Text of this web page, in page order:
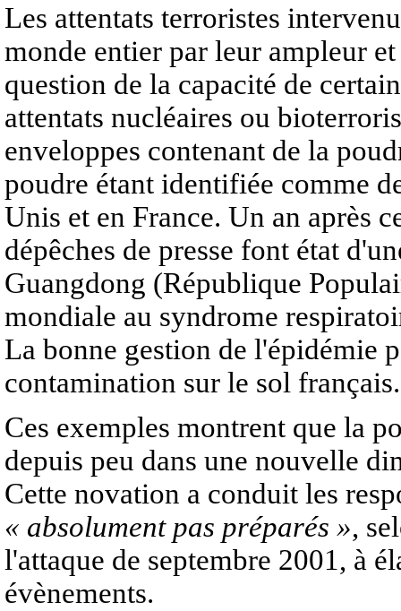
Les attentats terroristes
monde entier par leur ampleur
question de la capacité de
attentats nucléaires ou
enveloppes contenant de la
poudre étant identifiée comme
Unis et en France. Un an après
dépêches de presse font état
Guangdong (République
mondiale au syndrome
La bonne gestion de l'épidémie
contamination sur le sol français.
Ces exemples montrent que la
depuis peu dans une nouvelle
Cette novation a conduit les
« absolument pas préparés »,
l'attaque de septembre 2001, à
évènements.